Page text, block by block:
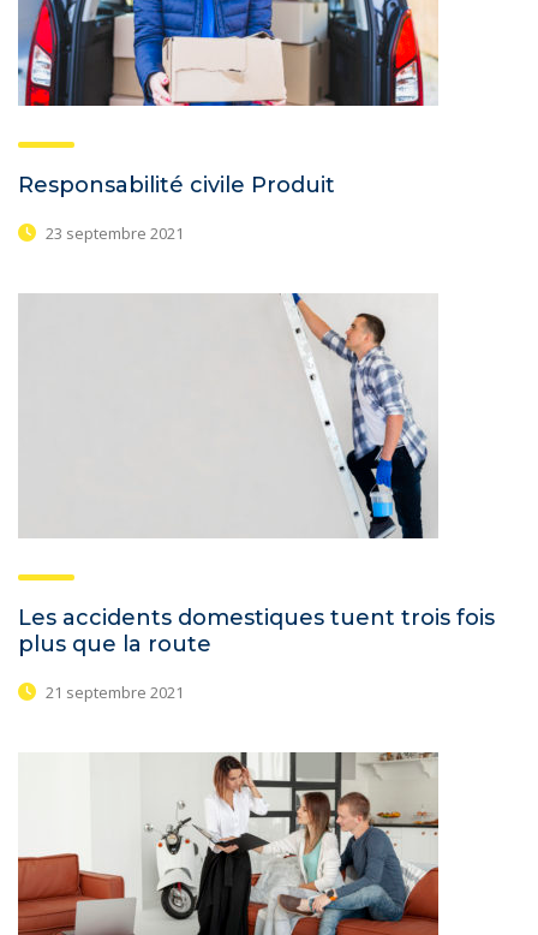
Responsabilité civile Produit
23 septembre 2021
Les accidents domestiques tuent trois fois
plus que la route
21 septembre 2021